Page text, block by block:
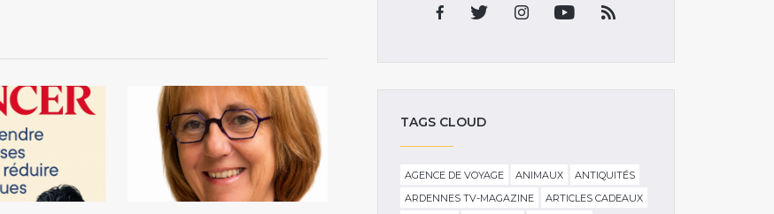
TAGS CLOUD
AGENCE DE VOYAGE ANIMAUX
ANTIQUITÉS
ARDENNES TV-MAGAZINE
ARTICLES CADEAUX